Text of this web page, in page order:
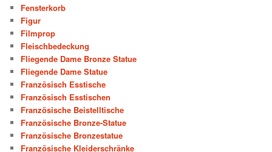
Fensterkorb
Figur
Filmprop
Fleischbedeckung
Fliegende Dame Bronze Statue
Fliegende Dame Statue
Französisch Esstische
Französisch Esstischen
Französische Beistelltische
Französische Bronze-Statue
Französische Bronzestatue
Französische Kleiderschränke